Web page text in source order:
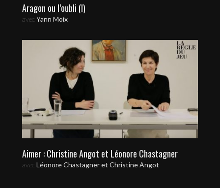
Aragon ou l’oubli (I)
avec Yann Moix
Aimer : Christine Angot et Léonore Chastagner
avec Léonore Chastagner et Christine Angot